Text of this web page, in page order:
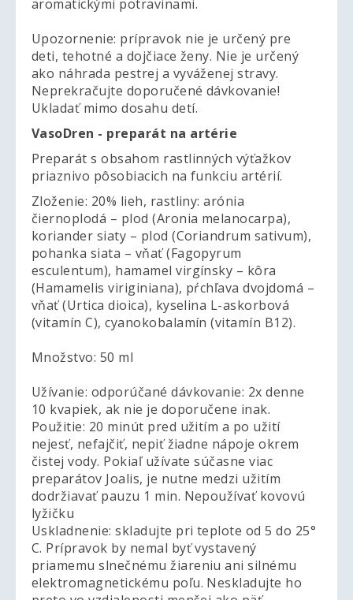
aromatickými potravinami.
Upozornenie: prípravok nie je určený pre
deti, tehotné a dojčiace ženy. Nie je určený
ako náhrada pestrej a vyváženej stravy.
Neprekračujte doporučené dávkovanie!
Ukladať mimo dosahu detí.
VasoDren - preparát na artérie
Preparát s obsahom rastlinných výťažkov
priaznivo pôsobiacich na funkciu artérií.
Zloženie: 20% lieh, rastliny: arónia
čiernoplodá – plod (Aronia melanocarpa),
koriander siaty – plod (Coriandrum sativum),
pohanka siata – vňať (Fagopyrum
esculentum), hamamel virgínsky – kôra
(Hamamelis viriginiana), pŕchľava dvojdomá –
vňať (Urtica dioica), kyselina L-askorbová
(vitamín C), cyanokobalamín (vitamín B12).
Množstvo: 50 ml
Užívanie: odporúčané dávkovanie: 2x denne
10 kvapiek, ak nie je doporučene inak.
Použitie: 20 minút pred užitím a po užití
nejesť, nefajčiť, nepiť žiadne nápoje okrem
čistej vody. Pokiaľ užívate súčasne viac
preparátov Joalis, je nutne medzi užitím
dodržiavať pauzu 1 min. Nepoužívať kovovú
lyžičku
Uskladnenie: skladujte pri teplote od 5 do 25°
C. Prípravok by nemal byť vystavený
priamemu slnečnému žiareniu ani silnému
elektromagnetickému poľu. Neskladujte ho